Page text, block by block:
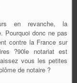
en revanche, la
Pourquoi donc ne pas
contre la France sur
?90le notariat est
vous les petites
de notaire ?